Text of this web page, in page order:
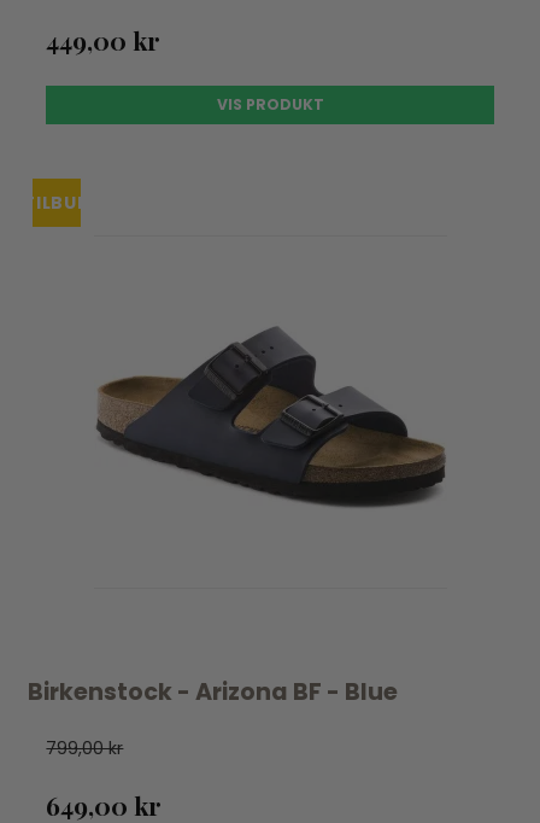
449,00 kr
VIS PRODUKT
TILBUD
Birkenstock - Arizona BF - Blue
799,00 kr
649,00 kr